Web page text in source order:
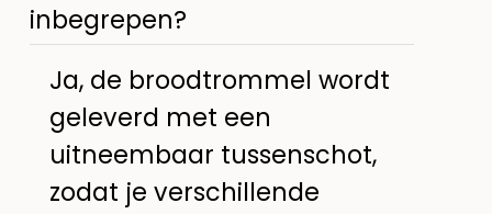
inbegrepen?
Ja, de broodtrommel wordt
geleverd met een
uitneembaar tussenschot,
zodat je verschillende